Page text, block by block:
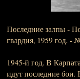
Последние залпы -
гвардия, 1959 год. -
1945-й год. В
идут последние бои.